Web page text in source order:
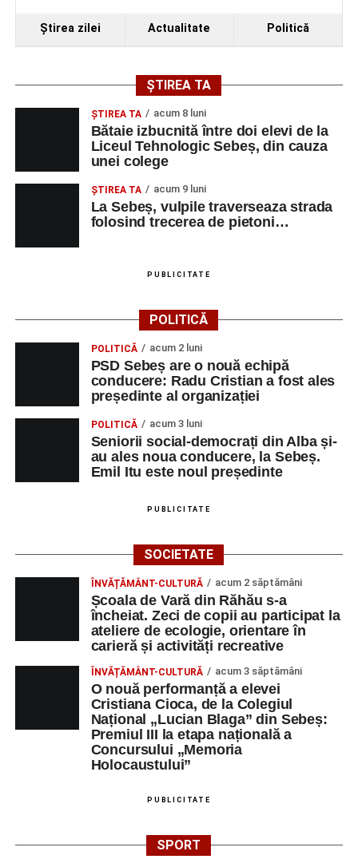
Ştirea zilei Actualitate Politică
ȘTIREA TA
ŞTIREA TA acum 8 luni
Bătaie izbucnită între doi elevi de la
Liceul Tehnologic Sebeș, din cauza
unei colege
ŞTIREA TA acum 9 luni
La Sebeș, vulpile traverseaza strada
folosind trecerea de pietoni…
PUBLICITATE
POLITICĂ
POLITICĂ acum 2 luni
PSD Sebeș are o nouă echipă
conducere: Radu Cristian a fost ales
președinte al organizației
POLITICĂ acum 3 luni
Seniorii social-democrați din Alba și-
au ales noua conducere, la Sebeș.
Emil Itu este noul președinte
PUBLICITATE
SOCIETATE
ÎNVĂȚĂMÂNT-CULTURĂ acum 2 săptămâni
Școala de Vară din Răhău s-a
încheiat. Zeci de copii au participat la
ateliere de ecologie, orientare în
carieră și activități recreative
ÎNVĂȚĂMÂNT-CULTURĂ acum 3 săptămâni
O nouă performanță a elevei
Cristiana Cioca, de la Colegiul
Național „Lucian Blaga” din Sebeș:
Premiul III la etapa națională a
Concursului „Memoria
Holocaustului”
PUBLICITATE
SPORT